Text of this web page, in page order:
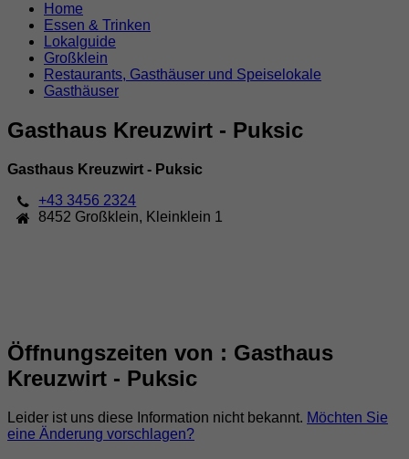
Home
Essen & Trinken
Lokalguide
Großklein
Restaurants, Gasthäuser und Speiselokale
Gasthäuser
Gasthaus Kreuzwirt - Puksic
Gasthaus Kreuzwirt - Puksic
+43 3456 2324
8452 Großklein, Kleinklein 1
Öffnungszeiten von : Gasthaus
Kreuzwirt - Puksic
Leider ist uns diese Information nicht bekannt. Möchten Sie
eine Änderung vorschlagen?